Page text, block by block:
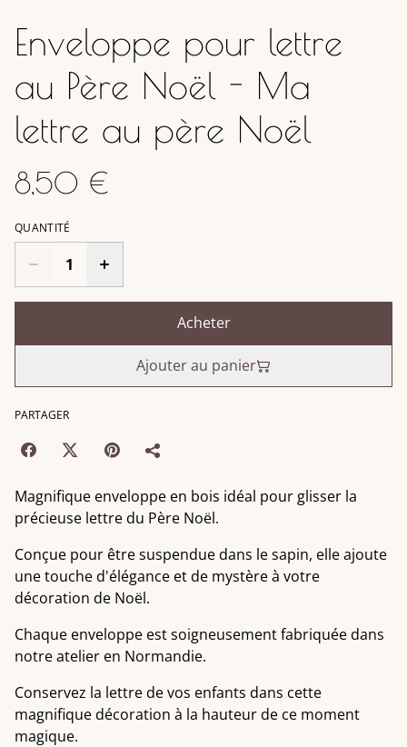
Enveloppe pour lettre
au Père Noël - Ma
lettre au père Noël
8,50 €
QUANTITÉ
Acheter
Ajouter au panier
PARTAGER
Magnifique enveloppe en bois idéal pour glisser la
précieuse lettre du Père Noël.
Conçue pour être suspendue dans le sapin, elle ajoute
une touche d'élégance et de mystère à votre
décoration de Noël.
Chaque enveloppe est soigneusement fabriquée dans
notre atelier en Normandie.
Conservez la lettre de vos enfants dans cette
magnifique décoration à la hauteur de ce moment
magique.